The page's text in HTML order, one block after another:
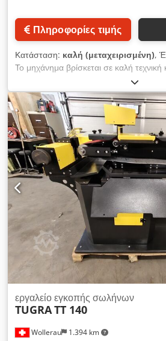
Πληροφορίες τιμής
Κατάσταση: καλή (μεταχειρισμένη),
Το μηχάνημα βρίσκεται σε καλή
συνεννόησης είναι δυνατή η δοκιμή
είναι ιδανική για την επεξεργασία
σωλήνων. Η μηχανή διαθέτει ένα
εξασφαλίζει πολλαπλές χρήσεις. Η
και το άνοιγμα των λειαντικών ταινιών
Διάμετρος τεμαχίου: 10-114 mm.
το αυτόματο σύστημα τροφοδοσίας:
λειαντικών ταινιών: 6 Συνολική
Nutshcock Ταχύτητα λειαντικών
Wollerau 1.394 km
εργαλείο εγκοπής σωλήνων
TUGRATT 140